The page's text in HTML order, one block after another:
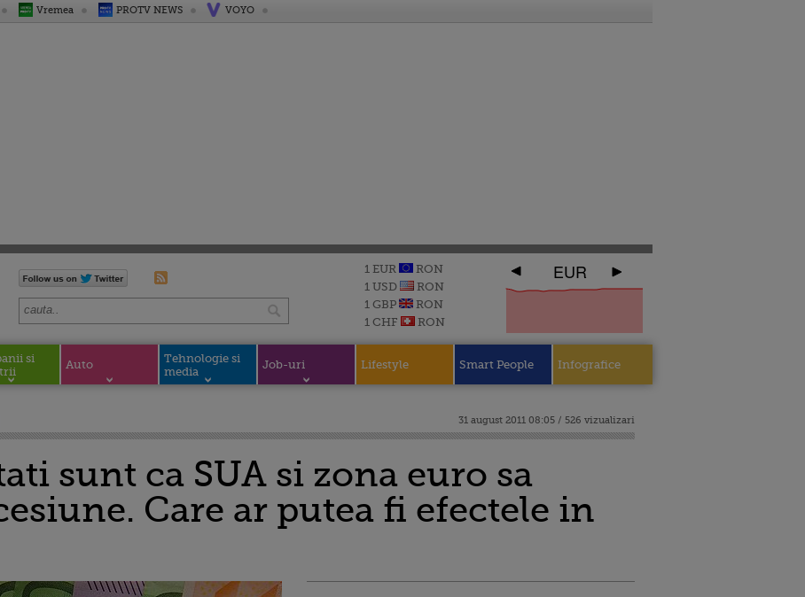
Vremea PROTV NEWS VOYO
1 EUR
RON
1 USD
RON
1 GBP
RON
1 CHF
RON
EUR
si
Auto
Tehnologie si
media
Job-uri Lifestyle Smart People Infografice
31 august 2011 08:05 / 526 vizualizari
sunt ca SUA si zona euro sa
Care ar putea fi efectele in